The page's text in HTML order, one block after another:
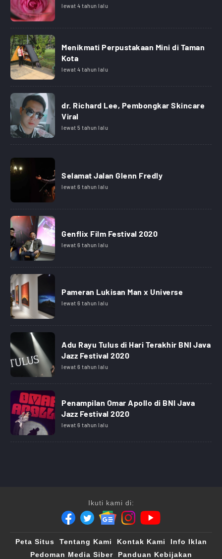
lewat 4 tahun lalu
Menikmati Perpustakaan Mini di Taman
Kota
lewat 4 tahun lalu
dr. Richard Lee, Pembongkar Skincare
Viral
lewat 5 tahun lalu
Selamat Jalan Glenn Fredly
lewat 6 tahun lalu
Genflix Film Festival 2020
lewat 6 tahun lalu
Pameran Lukisan Man x Universe
lewat 6 tahun lalu
Adu Rayu Tulus di Hari Terakhir BNI Java
Jazz Festival 2020
lewat 6 tahun lalu
Penampilan Omar Apollo di BNI Java
Jazz Festival 2020
lewat 6 tahun lalu
Ikuti kami di:
Peta Situs Tentang Kami Kontak Kami
Info Iklan
Pedoman Media Siber
Panduan Kebijakan